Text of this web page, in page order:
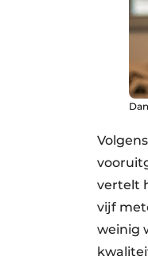
vertelt
vijf
weinig